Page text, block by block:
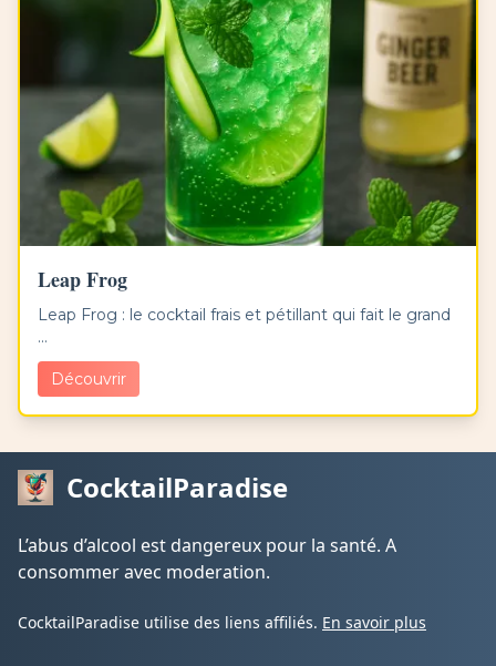
Leap Frog
Leap Frog : le cocktail frais et pétillant qui fait le grand
...
Découvrir
CocktailParadise
L’abus d’alcool est dangereux pour la santé. A
consommer avec moderation.
CocktailParadise utilise des liens affiliés. En savoir plus